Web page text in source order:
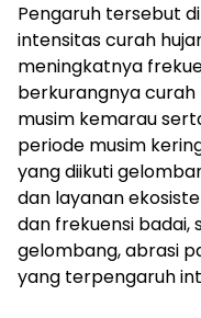
Pengaruh tersebut
intensitas curah
meningkatnya
berkurangnya curah
musim kemarau
periode musim
yang diikuti
dan layanan
dan frekuensi
gelombang, abrasi
yang terpengaruh